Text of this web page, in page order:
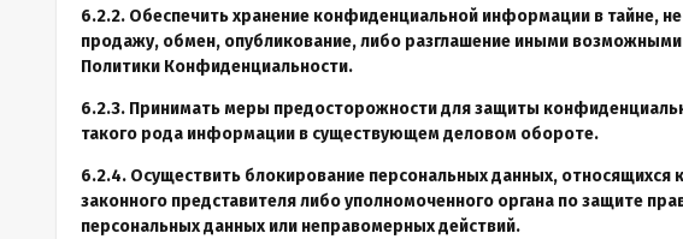
6.2.2. Обеспечить хранение конфиденциальной информации в тайне,
продажу, обмен, опубликование, либо разглашение иными
Политики Конфиденциальности.
6.2.3. Принимать меры предосторожности для защиты
такого рода информации в существующем деловом обороте.
6.2.4. Осуществить блокирование персональных данных,
законного представителя либо уполномоченного органа по защите
персональных данных или неправомерных действий.